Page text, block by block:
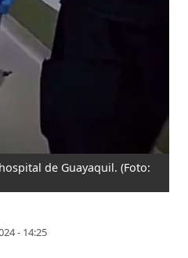
de Guayaquil. (Foto:
- 14:25